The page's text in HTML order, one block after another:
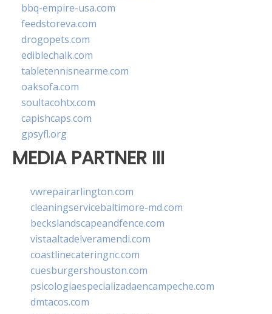
bbq-empire-usa.com
feedstoreva.com
drogopets.com
ediblechalk.com
tabletennisnearme.com
oaksofa.com
soultacohtx.com
capishcaps.com
gpsyfl.org
MEDIA PARTNER III
vwrepairarlington.com
cleaningservicebaltimore-md.com
beckslandscapeandfence.com
vistaaltadelveramendi.com
coastlinecateringnc.com
cuesburgershouston.com
psicologiaespecializadaencampeche.com
dmtacos.com